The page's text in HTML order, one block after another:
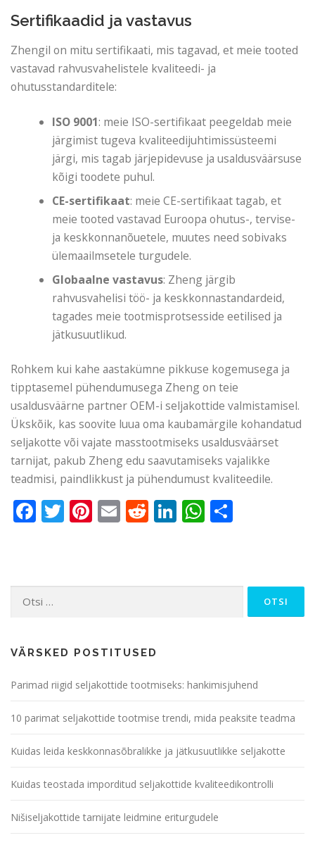
Sertifikaadid ja vastavus
Zhengil on mitu sertifikaati, mis tagavad, et meie tooted
vastavad rahvusvahelistele kvaliteedi- ja
ohutusstandarditele:
ISO 9001: meie ISO-sertifikaat peegeldab meie
järgimist tugeva kvaliteedijuhtimissüsteemi
järgi, mis tagab järjepidevuse ja usaldusväärsuse
kõigi toodete puhul.
CE-sertifikaat: meie CE-sertifikaat tagab, et
meie tooted vastavad Euroopa ohutus-, tervise-
ja keskkonnanõuetele, muutes need sobivaks
ülemaailmsetele turgudele.
Globaalne vastavus: Zheng järgib
rahvusvahelisi töö- ja keskkonnastandardeid,
tagades meie tootmisprotsesside eetilised ja
jätkusuutlikud.
Rohkem kui kahe aastakümne pikkuse kogemusega ja
tipptasemel pühendumusega Zheng on teie
usaldusväärne partner OEM-i seljakottide valmistamisel.
Ükskõik, kas soovite luua oma kaubamärgile kohandatud
seljakotte või vajate masstootmiseks usaldusväärset
tarnijat, pakub Zheng edu saavutamiseks vajalikke
teadmisi, paindlikkust ja pühendumust kvaliteedile.
Facebook
Twitter
Pinterest
EmailReddit
LinkedIn
WhatsApp
Otsi:
VÄRSKED POSTITUSED
Parimad riigid seljakottide tootmiseks: hankimisjuhend
10 parimat seljakottide tootmise trendi, mida peaksite teadma
Kuidas leida keskkonnasõbralikke ja jätkusuutlikke seljakotte
Kuidas teostada imporditud seljakottide kvaliteedikontrolli
Nišiseljakottide tarnijate leidmine eriturgudele